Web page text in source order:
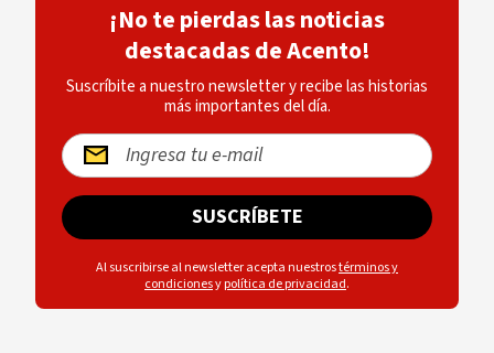
¡No te pierdas las noticias
destacadas de Acento!
Suscríbite a nuestro newsletter y recibe las historias
más importantes del día.
SUSCRÍBETE
Al suscribirse al newsletter acepta nuestrostérminos y
condicionesypolítica de privacidad.